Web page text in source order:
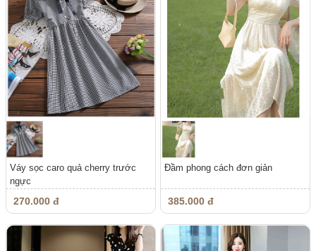
Váy sọc caro quả cherry trước
ngực
270.000 đ
Đầm phong cách đơn giản
385.000 đ